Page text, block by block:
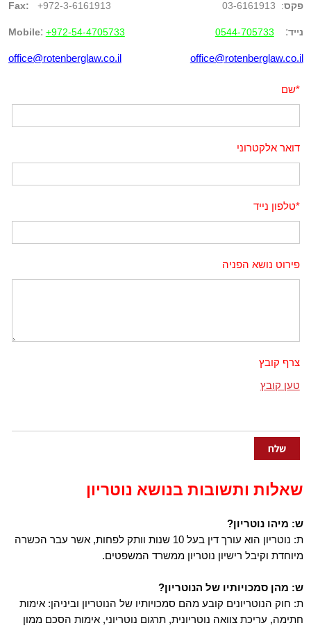
פקס: 03-6161913
נייד:
0544-705733
office@rotenberglaw.co.il
Fax: +972-3-6161913
Mobile: +972-54-4705733
office@rotenberglaw.co.il
*שם
דואר אלקטרוני
*טלפון נייד
פירוט נושא הפניה
צרף קובץ
טען קובץ
שאלות ותשובות בנושא נוטריון
ש: מיהו נוטריון?
ת: נוטריון הוא עורך דין בעל 10 שנות וותק לפחות, אשר עבר הכשרה
מיוחדת וקיבל רישיון נוטריון ממשרד המשפטים.
ש: מהן סמכויותיו של הנוטריון?
ת: חוק הנוטריונים קובע מהם סמכויותיו של הנוטריון וביניהן: אימות
חתימה, עריכת צוואה נוטריונית, תרגום נוטריוני, אימות הסכם ממון